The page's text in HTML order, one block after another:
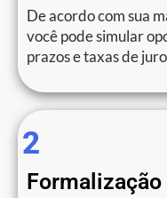
De acordo com sua
você pode simular
prazos e taxas de
2
Formalização